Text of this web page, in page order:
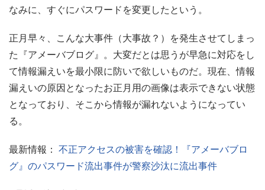
なみに、すぐにパスワードを変更したという。
正月早々、こんな大事件（大事故？）を発生させてしまっ
た『アメーバブログ』。大変だとは思うが早急に対応をし
て情報漏えいを最小限に防いで欲しいものだ。現在、情報
漏えいの原因となったお正月用の画像は表示できない状態
となっており、そこから情報が漏れないようになってい
る。
最新情報： 不正アクセスの被害を確認！『アメーバブロ
グ』のパスワード流出事件が警察沙汰に流出事件